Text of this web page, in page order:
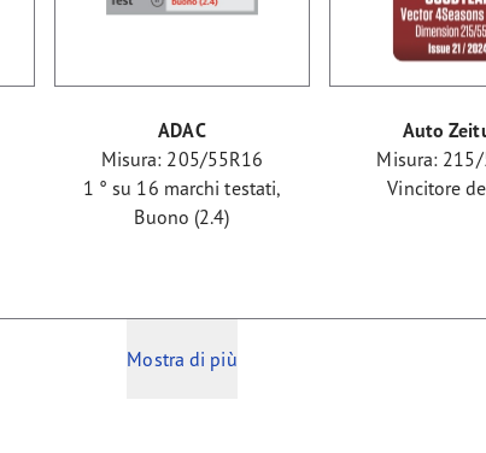
ADAC
Misura: 205/55R16
1 ° su 16 marchi testati,
Buono (2.4)
Auto
Misura:
Vincitore
Mostra di più